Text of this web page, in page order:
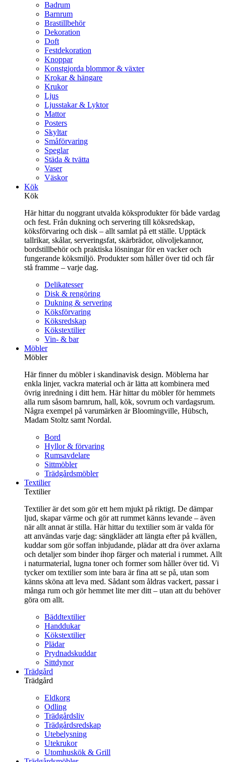
Badrum
Barnrum
Brastillbehör
Dekoration
Doft
Festdekoration
Knoppar
Konstgjorda blommor & växter
Krokar & hängare
Krukor
Ljus
Ljusstakar & Lyktor
Mattor
Posters
Skyltar
Småförvaring
Speglar
Städa & tvätta
Vaser
Väskor
Kök
Kök
Här hittar du noggrant utvalda köksprodukter för både vardag
och fest. Från dukning och servering till köksredskap,
köksförvaring och disk – allt samlat på ett ställe. Upptäck
tallrikar, skålar, serveringsfat, skärbrädor, olivoljekannor,
bordstillbehör och praktiska lösningar för en vacker och
fungerande köksmiljö. Produkter som håller över tid och får
stå framme – varje dag.
Delikatesser
Disk & rengöring
Dukning & servering
Köksförvaring
Köksredskap
Kökstextilier
Vin- & bar
Möbler
Möbler
Här finner du möbler i skandinavisk design. Möblerna har
enkla linjer, vackra material och är lätta att kombinera med
övrig inredning i ditt hem. Här hittar du möbler för hemmets
alla rum såsom barnrum, hall, kök, sovrum och vardagsrum.
Några exempel på varumärken är Bloomingville, Hübsch,
Madam Stoltz samt Nordal.
Bord
Hyllor & förvaring
Rumsavdelare
Sittmöbler
Trädgårdsmöbler
Textilier
Textilier
Textilier är det som gör ett hem mjukt på riktigt. De dämpar
ljud, skapar värme och gör att rummet känns levande – även
när allt annat är stilla. Här hittar du textilier som är valda för
att användas varje dag: sängkläder att längta efter på kvällen,
kuddar som gör soffan inbjudande, plädar att dra över axlarna
och detaljer som binder ihop färger och material i rummet. Allt
i naturmaterial, lugna toner och former som håller över tid. Vi
tycker om textilier som inte bara är fina att se på, utan som
känns sköna att leva med. Sådant som åldras vackert, passar i
många rum och gör hemmet lite mer ditt – utan att du behöver
göra om allt.
Bäddtextilier
Handdukar
Kökstextilier
Plädar
Prydnadskuddar
Sittdynor
Trädgård
Trädgård
Eldkorg
Odling
Trädgårdsliv
Trädgårdsredskap
Utebelysning
Utekrukor
Utomhuskök & Grill